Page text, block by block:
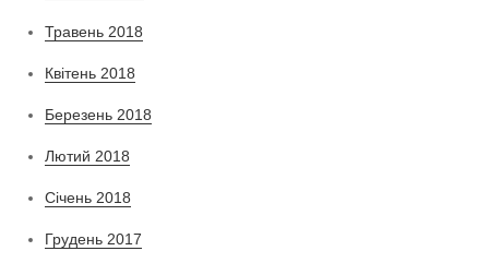
Травень 2018
Квітень 2018
Березень 2018
Лютий 2018
Січень 2018
Грудень 2017